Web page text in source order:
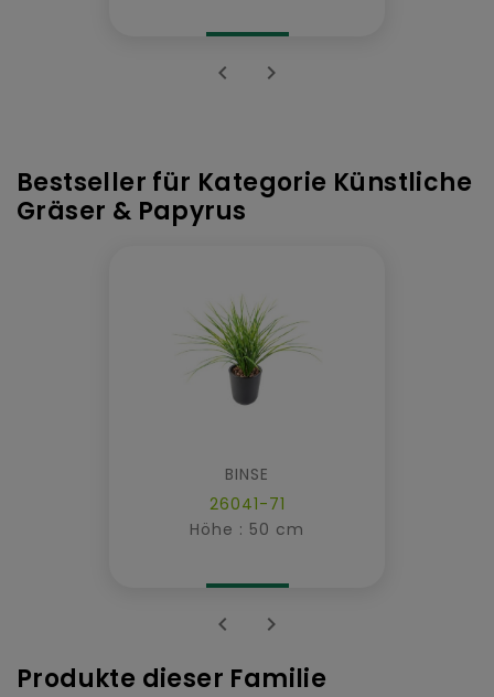
 
Bestseller für Kategorie Künstliche
Gräser & Papyrus
BINSE
26041-71
Höhe : 50 cm
 
Produkte dieser Familie